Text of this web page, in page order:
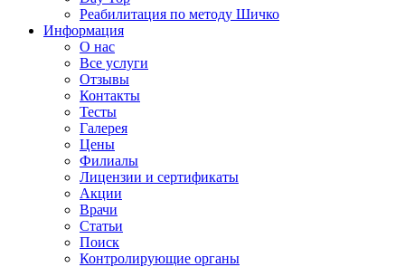
Реабилитация по методу Шичко
Информация
О нас
Все услуги
Отзывы
Контакты
Тесты
Галерея
Цены
Филиалы
Лицензии и сертификаты
Акции
Врачи
Статьи
Поиск
Контролирующие органы